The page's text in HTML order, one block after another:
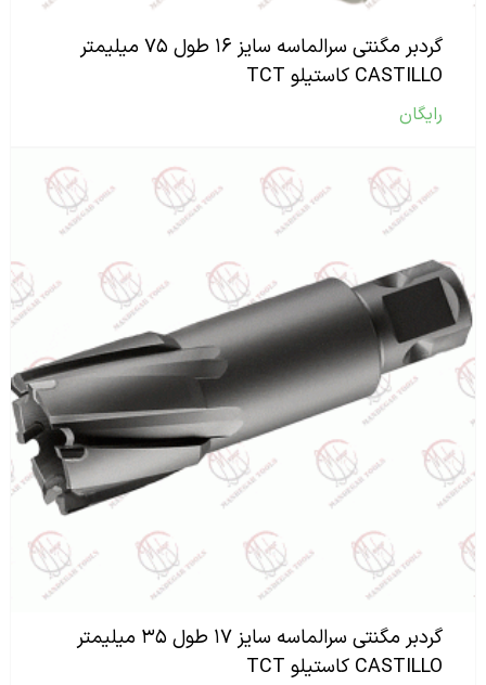
گردبر مگنتی سرالماسه سایز ۱۶ طول ۷۵ میلیمتر
CASTILLO کاستیلو TCT
رایگان
گردبر مگنتی سرالماسه سایز ۱۷ طول ۳۵ میلیمتر
CASTILLO کاستیلو TCT